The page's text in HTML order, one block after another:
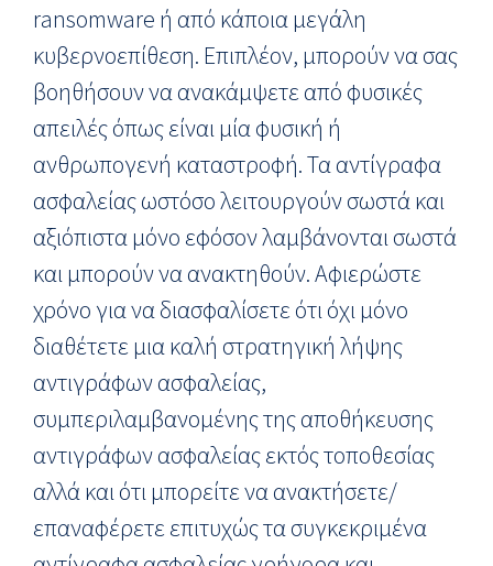
ransomware ή από κάποια μεγάλη
κυβερνοεπίθεση. Επιπλέον, μπορούν να σας
βοηθήσουν να ανακάμψετε από φυσικές
απειλές όπως είναι μία φυσική ή
ανθρωπογενή καταστροφή. Τα αντίγραφα
ασφαλείας ωστόσο λειτουργούν σωστά και
αξιόπιστα μόνο εφόσον λαμβάνονται σωστά
και μπορούν να ανακτηθούν. Αφιερώστε
χρόνο για να διασφαλίσετε ότι όχι μόνο
διαθέτετε μια καλή στρατηγική λήψης
αντιγράφων ασφαλείας,
συμπεριλαμβανομένης της αποθήκευσης
αντιγράφων ασφαλείας εκτός τοποθεσίας
αλλά και ότι μπορείτε να ανακτήσετε/
επαναφέρετε επιτυχώς τα συγκεκριμένα